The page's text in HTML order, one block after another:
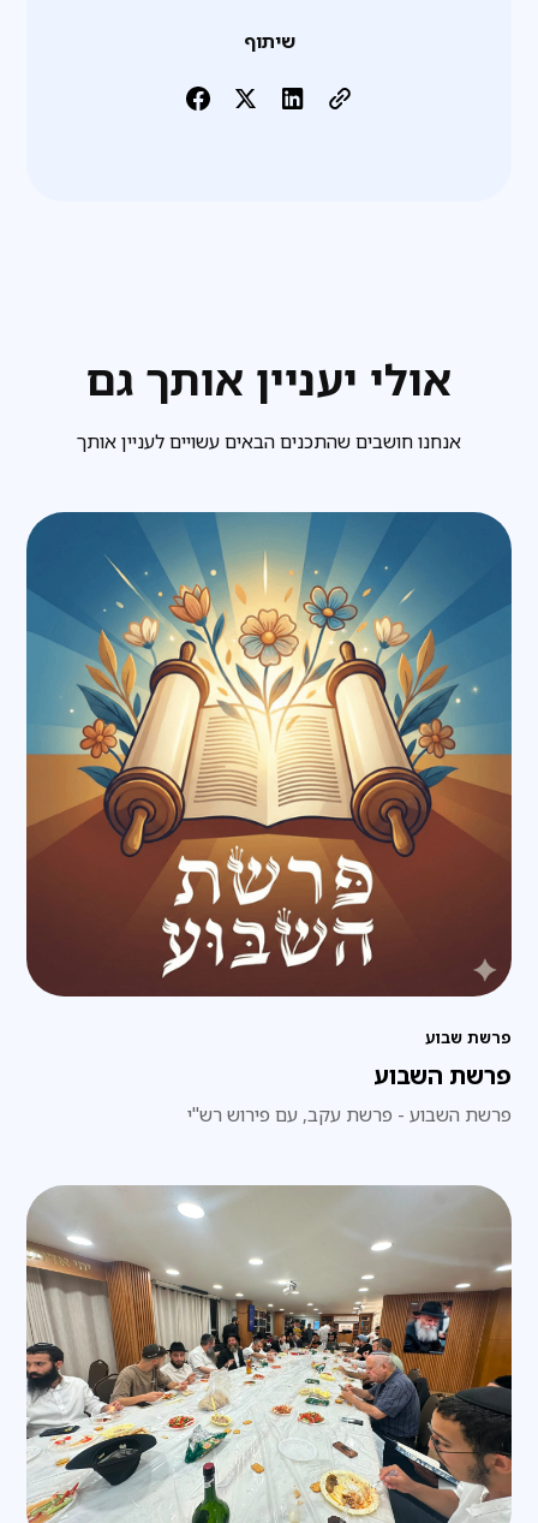
שיתוף
אולי יעניין אותך גם
אנחנו חושבים שהתכנים הבאים עשויים לעניין אותך
פרשת שבוע
פרשת השבוע
פרשת השבוע - פרשת עקב, עם פירוש רש"י